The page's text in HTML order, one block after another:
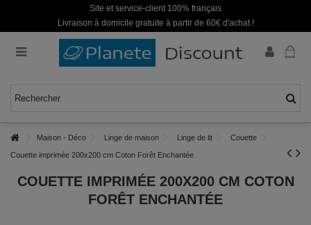
Site et service-client 100% français
Livraison à domicile gratuite à partir de 60€ d'achat !
Maison - Déco Linge de maison Linge de lit Couette
Couette imprimée 200x200 cm Coton Forêt Enchantée
COUETTE IMPRIMÉE 200X200 CM COTON
FORÊT ENCHANTÉE